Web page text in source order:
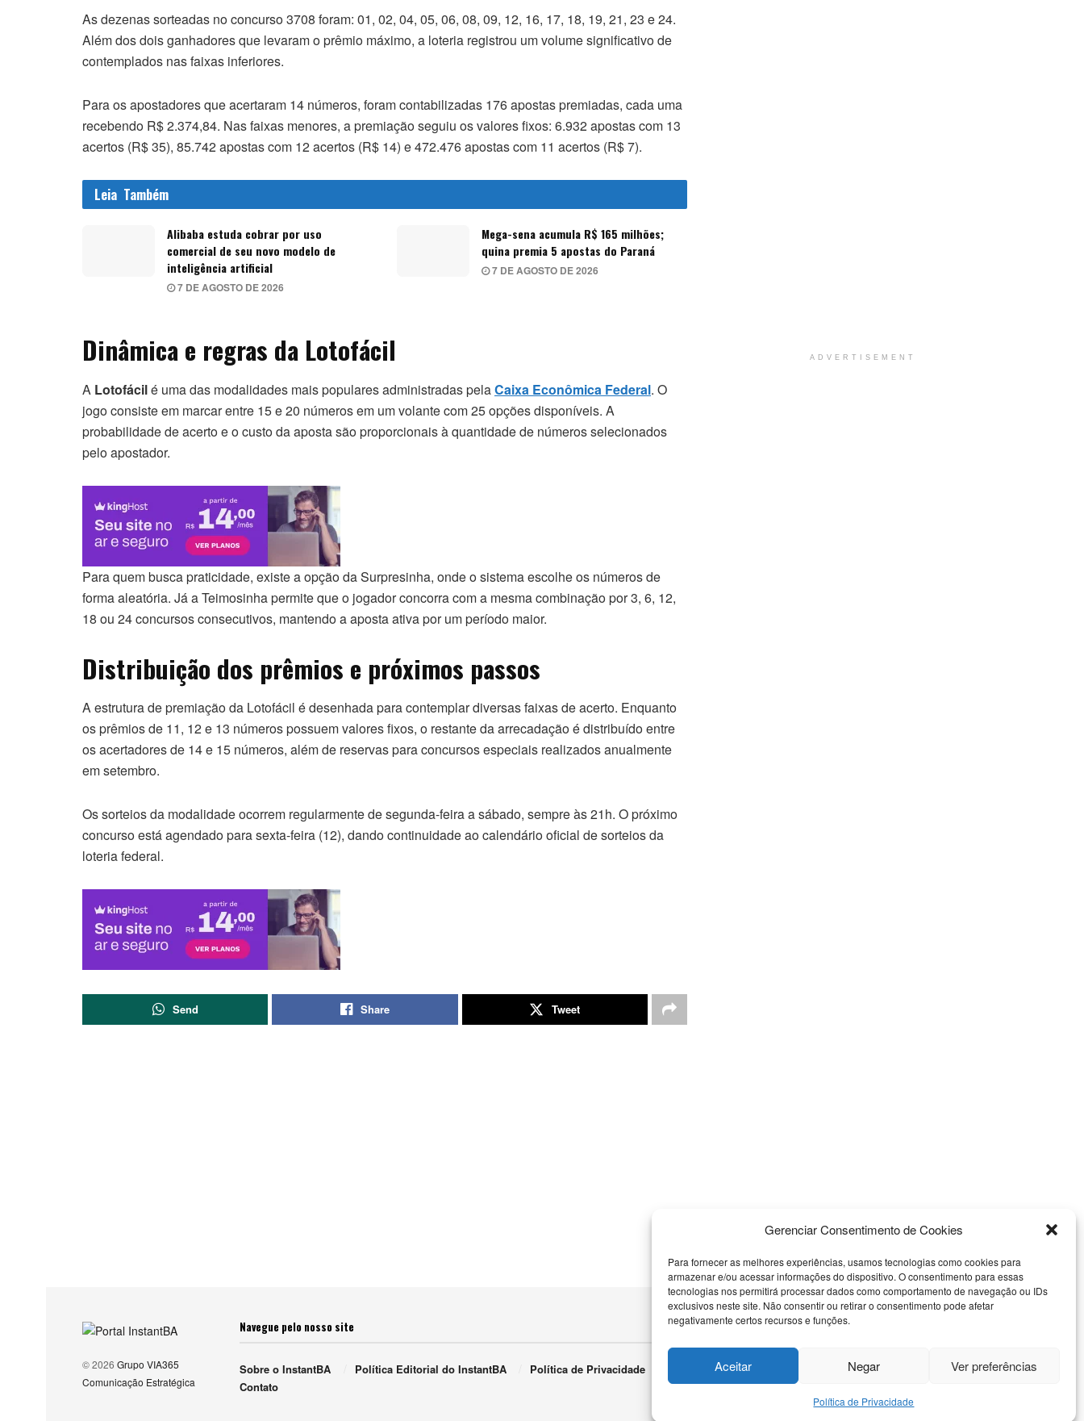
Gerenciar Consentimento de Cookies
Para fornecer as melhores experiências, usamos tecnologias como cookies para
armazenar e/ou acessar informações do dispositivo. O consentimento para essas
tecnologias nos permitirá processar dados como comportamento de navegação ou IDs
exclusivos neste site. Não consentir ou retirar o consentimento pode afetar
negativamente certos recursos e funções.
Aceitar Negar Ver preferências
Política de Privacidade
As dezenas sorteadas no concurso 3708 foram: 01, 02, 04, 05, 06, 08, 09, 12, 16, 17, 18, 19, 21, 23 e 24.
Além dos dois ganhadores que levaram o prêmio máximo, a loteria registrou um volume significativo de
contemplados nas faixas inferiores.
Para os apostadores que acertaram 14 números, foram contabilizadas 176 apostas premiadas, cada uma
recebendo R$ 2.374,84. Nas faixas menores, a premiação seguiu os valores fixos: 6.932 apostas com 13
acertos (R$ 35), 85.742 apostas com 12 acertos (R$ 14) e 472.476 apostas com 11 acertos (R$ 7).
Leia Também
Alibaba estuda cobrar por uso
comercial de seu novo modelo de
inteligência artificial
7 DE AGOSTO DE 2026
Mega-sena acumula R$ 165 milhões;
quina premia 5 apostas do Paraná
7 DE AGOSTO DE 2026
Dinâmica e regras da Lotofácil
A Lotofácilé uma das modalidades mais populares administradas pelaCaixa Econômica Federal. O
jogo consiste em marcar entre 15 e 20 números em um volante com 25 opções disponíveis. A
probabilidade de acerto e o custo da aposta são proporcionais à quantidade de números selecionados
pelo apostador.
Para quem busca praticidade, existe a opção da Surpresinha, onde o sistema escolhe os números de
forma aleatória. Já a Teimosinha permite que o jogador concorra com a mesma combinação por 3, 6, 12,
18 ou 24 concursos consecutivos, mantendo a aposta ativa por um período maior.
Distribuição dos prêmios e próximos passos
A estrutura de premiação da Lotofácil é desenhada para contemplar diversas faixas de acerto. Enquanto
os prêmios de 11, 12 e 13 números possuem valores fixos, o restante da arrecadação é distribuído entre
os acertadores de 14 e 15 números, além de reservas para concursos especiais realizados anualmente
em setembro.
Os sorteios da modalidade ocorrem regularmente de segunda-feira a sábado, sempre às 21h. O próximo
concurso está agendado para sexta-feira (12), dando continuidade ao calendário oficial de sorteios da
loteria federal.
Send Share Tweet
ADVERTISEMENT
© 2026 Grupo VIA365
Comunicação Estratégica
Navegue pelo nosso site
Sobre o InstantBA Política Editorial do InstantBA Política de Privacidade
Termos de Uso
Contato
Nossas Redes Sociais